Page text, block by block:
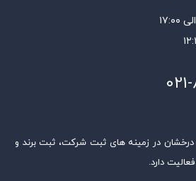
سال سابقه درخشان در زمینه های ثبت شرکت، ثبت برند و
دارد.